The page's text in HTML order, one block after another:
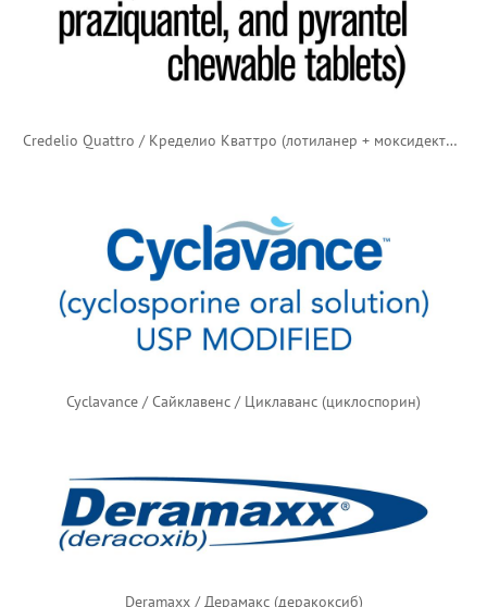
Credelio Quattro / Кределио Кваттро (лотиланер + моксидектин + празиквантел + пирантел)
Cyclavance / Сайклавенс / Циклаванс (циклоспорин)
Deramaxx / Дерамакс (деракоксиб)